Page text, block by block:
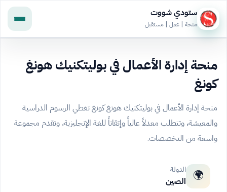
ستودي شووت
منحة | عمل | مستقبل
منحة إدارة الأعمال في بوليتكنيك هونغ
كونغ
منحة إدارة الأعمال في بوليتكنيك هونغ كونغ تغطي الرسوم الدراسية
والمعيشة، وتتطلب معدلاً عالياً وإتقاناً للغة الإنجليزية، وتقدم مجموعة
واسعة من التخصصات.
🌍 الدولة
الصين